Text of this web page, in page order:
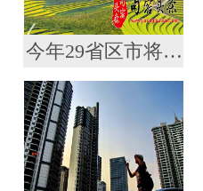
今年29省区市将全面开展二轮土地延包试点